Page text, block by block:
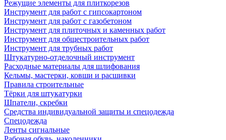
Режущие элементы для плиткорезов
Инструмент для работ с гипсокартоном
Инструмент для работ с газобетоном
Инструмент для плиточных и каменных работ
Инструмент для общестроительных работ
Инструмент для трубных работ
Штукатурно-отделочный инструмент
Расходные материалы для шлифования
Кельмы, мастерки, ковши и расшивки
Правила строительные
Тёрки для штукатурки
Шпатели, скребки
Средства индивидуальной защиты и спецодежда
Спецодежда
Ленты сигнальные